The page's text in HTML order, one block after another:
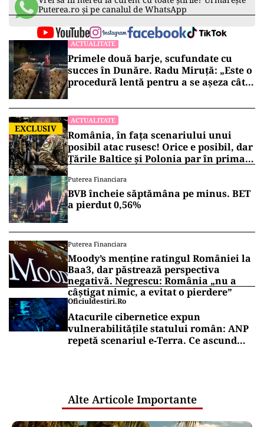
Puterea.ro și pe canalul de WhatsApp
ACTUALITATE
Primele două barje, scufundate cu
succes în Dunăre. Radu Miruță: „Este o
procedură lentă pentru a se așeza cât
EXCLUSIV
ACTUALITATE
România, în fața scenariului unui
posibil atac rusesc! Orice e posibil, dar
Țările Baltice și Polonia par în prima
Puterea Financiara
BVB încheie săptămâna pe minus. BET
a pierdut 0,56%
Puterea Financiara
Moody’s menține ratingul României la
Baa3, dar păstrează perspectiva
negativă. Negrescu: România „nu a
câștigat nimic, a evitat o pierdere”
Oficiuldestiri.ro
Atacurile cibernetice expun
vulnerabilitățile statului român: ANP
repetă scenariul e‑Terra. Ce ascund
Alte Articole Importante